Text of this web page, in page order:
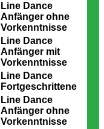
Line Dance
Anfänger ohne
Vorkenntnisse
Line Dance
Anfänger mit
Vorkenntnisse
Line Dance
Fortgeschrittene
Line Dance
Anfänger ohne
Vorkenntnisse